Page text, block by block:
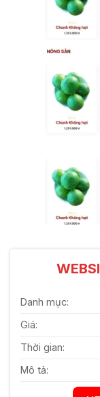
Danh mục:
Giá:
Thời gian:
Mô tả: